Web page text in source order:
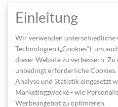
es mit einem schmalen weißen
Einleitung
Wir verwenden unterschiedliche
Technologien („Cookies“), um
dieser Website zu verbessern. Zu
unbedingt erforderliche Cookies,
Analyse und Statistik eingesetzt
Marketingzwecke - wie
Werbeangebot zu optimieren.